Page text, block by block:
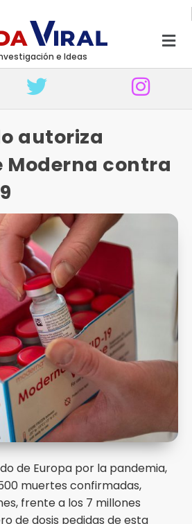
e Ideas
autoriza
Moderna contra
de Europa por la pandemia,
muertes confirmadas,
frente a los 7 millones
de dosis pedidas de esta